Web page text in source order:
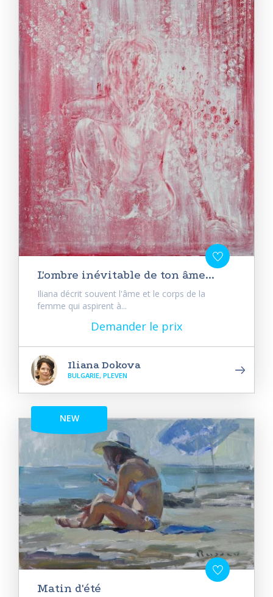
L'ombre inévitable de ton âme...
Iliana décrit souvent l'âme et le corps de la
femme qui aspirent à...
Demander le prix
Iliana Dokova
BULGARIE, PLEVEN
NEW
Matin d'été